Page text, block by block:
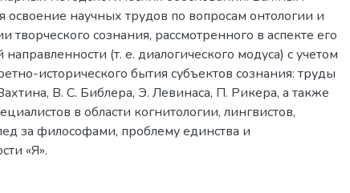
освоение научных трудов по вопросам онтологии и
творческого сознания, рассмотренного в аспекте его
направленности (т. е. диалогического модуса) с учетом
исторического бытия субъектов сознания: труды
В. С. Библера, Э. Левинаса, П. Рикера, а также
в области когнитологии, лингвистов,
за философами, проблему единства и
«Я».